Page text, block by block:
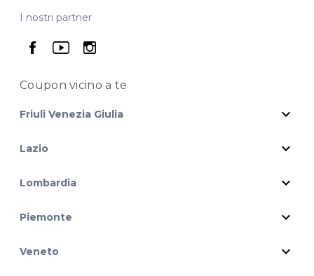
I nostri partner
seguici su facebook
seguici su youtube
seguici su instagram
Coupon vicinoa te
Friuli Venezia Giulia expand_more
Lazio expand_more
Lombardia expand_more
Piemonte expand_more
Veneto expand_more